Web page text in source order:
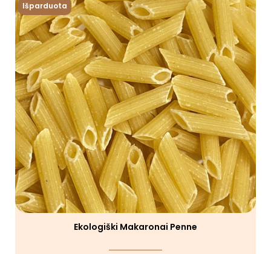
Ekologiški Makaronai Penne
Išparduota